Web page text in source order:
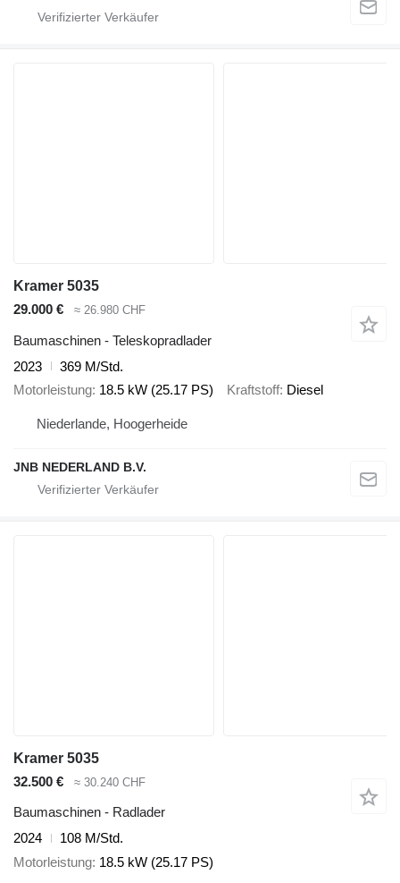
Kramer 5035
29.000 €
≈ 26.980 CHF
Baumaschinen - Teleskopradlader
2023
369 M/Std.
Motorleistung 18.5 kW (25.17 PS) Kraftstoff Diesel
Niederlande, Hoogerheide
JNB NEDERLAND B.V.
Kramer 5035
32.500 €
≈ 30.240 CHF
Baumaschinen - Radlader
2024
108 M/Std.
Motorleistung 18.5 kW (25.17 PS)